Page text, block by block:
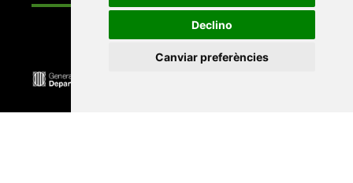
Declino
Canviar preferències